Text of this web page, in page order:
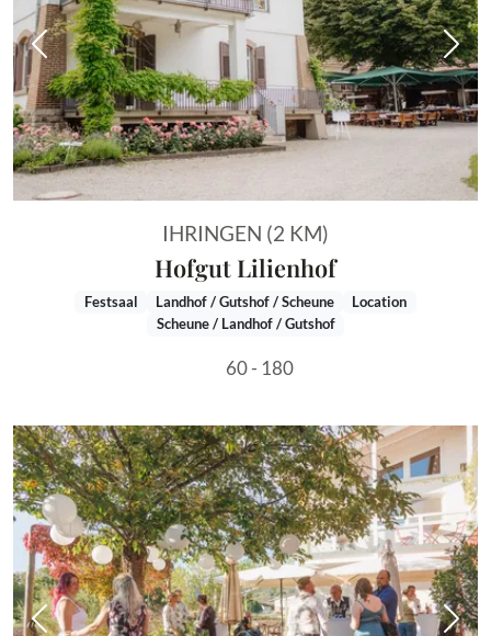
Vorheriges Bild
IHRINGEN (2 KM)
Hofgut Lilienhof
Festsaal Landhof / Gutshof / Scheune
Location
Scheune / Landhof / Gutshof
60 - 180